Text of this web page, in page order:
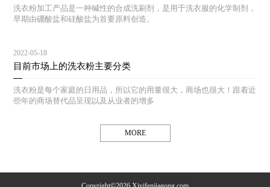
洗衣粉加工产品是一种碱性的合成洗刷剂，是用于洗衣服的化学制剂，
早期由硼酸盐和硅酸盐为首要原料创造。
2022-05-18
目前市场上的洗衣粉主要分类
洗衣粉是每个家庭的日用品，所以它的用量很大，商场也很大！跟着近
些年的商场替代品呈现以及从业者的增多
MORE